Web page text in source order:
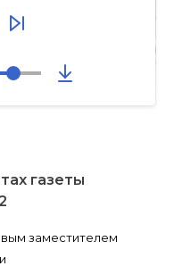
газеты
заместителем